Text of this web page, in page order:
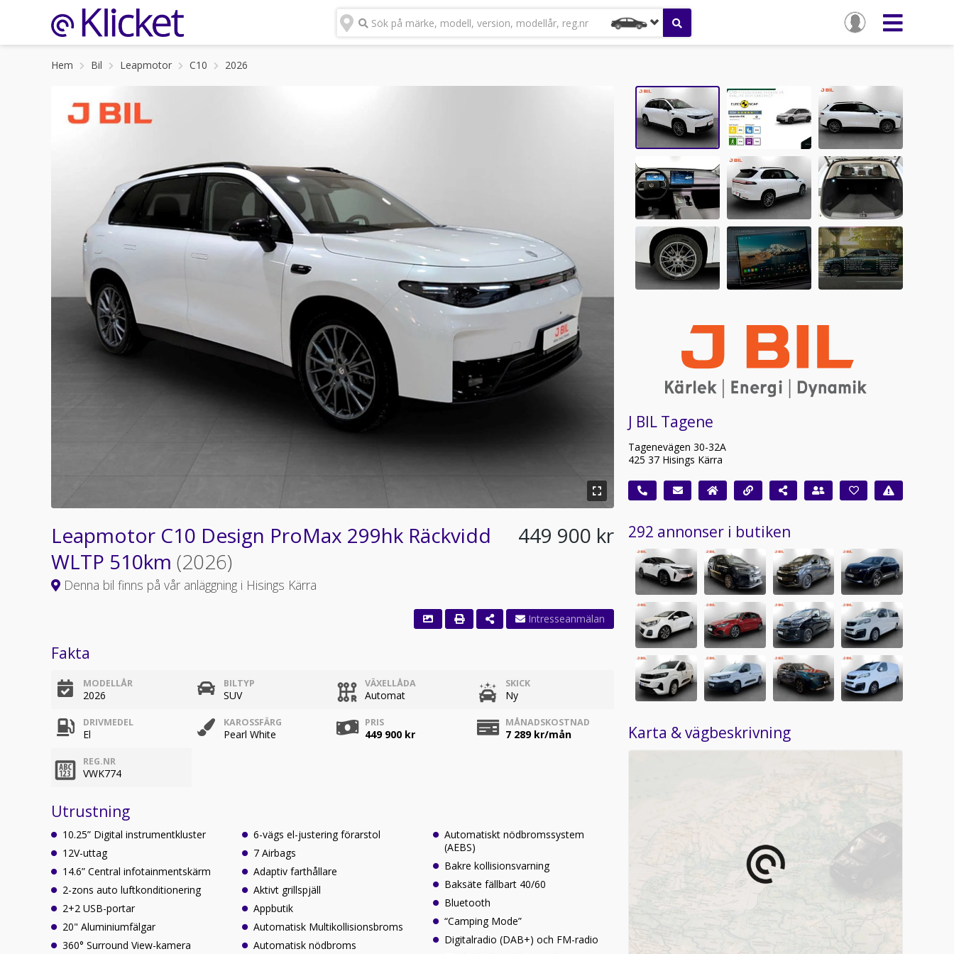
Sök på märke, modell, version, modellår, reg.nr
Hem Bil Leapmotor C10 2026
Leapmotor C10 Design ProMax 299hk Räckvidd
WLTP 510km (2026)
Denna bil finns på vår anläggning i Hisings Kärra
449 900 kr
Fakta
MODELLÅR
2026
BILTYP
SUV
VÄXELLÅDA
Automat
SKICK
Ny
DRIVMEDEL
El
KAROSSFÄRG
Pearl White
PRIS
449 900 kr
MÅNADSKOSTNAD
7 289kr/mån
REG.NR
VWK774
Utrustning
10.25” Digital instrumentkluster
12V-uttag
14.6” Central infotainmentskärm
2-zons auto luftkonditionering
2+2 USB-portar
20" Aluminiumfälgar
360° Surround View-kamera
6-vägs el-justering förarstol
7 Airbags
Adaptiv farthållare
Aktivt grillspjäll
Appbutik
Automatisk Multikollisionsbroms
Automatisk nödbroms
Automatiskt nödbromssystem
(AEBS)
Bakre kollisionsvarning
Baksäte fällbart 40/60
Bluetooth
“Camping Mode”
Digitalradio (DAB+) och FM-radio
J BIL Tagene
Tagenevägen 30-32A
425 37 Hisings Kärra
292 annonser i butiken
Karta & vägbeskrivning